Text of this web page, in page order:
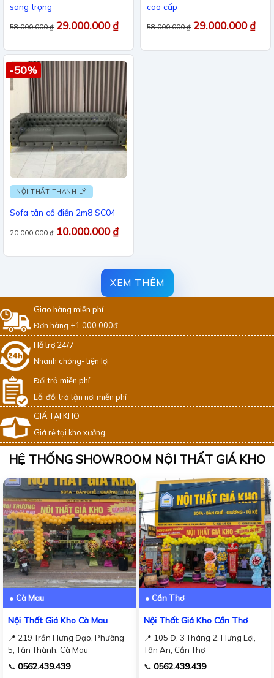
sang trọng
58.000.000₫ 29.000.000₫
cao cấp
58.000.000₫ 29.000.000₫
-50%
NỘI THẤT THANH LÝ
Sofa tân cổ điển 2m8 SC04
20.000.000₫ 10.000.000₫
XEM THÊM
Giao hàng miễn phí
Đơn hàng +1.000.000đ
Hỗ trợ 24/7
Nhanh chóng- tiện lợi
Đổi trả miễn phí
Lỗi đổi trả tận nơi miễn phí
GIÁ TẠI KHO
Giá rẻ tại kho xưởng
HỆ THỐNG SHOWROOM NỘI THẤT GIÁ KHO
● Cà Mau
Nội Thất Giá Kho Cà Mau
📍 219 Trần Hưng Đạo, Phường
5, Tân Thành, Cà Mau
📞 0562.439.439
● Cần Thơ
Nội Thất Giá Kho Cần Thơ
📍 105 Đ. 3 Tháng 2, Hưng Lợi,
Tân An, Cần Thơ
📞 0562.439.439